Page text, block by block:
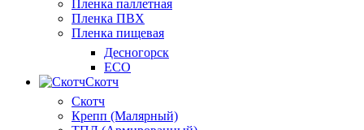
Пленка паллетная
Пленка ПВХ
Пленка пищевая
Десногорск
ECO
Скотч
Скотч
Крепп (Малярный)